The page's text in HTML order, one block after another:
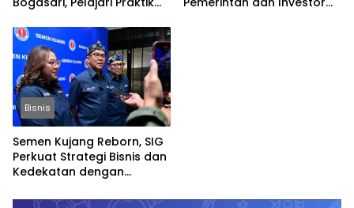
Bisnis
Semen Kujang Reborn, SIG
Perkuat Strategi Bisnis dan
Kedekatan dengan